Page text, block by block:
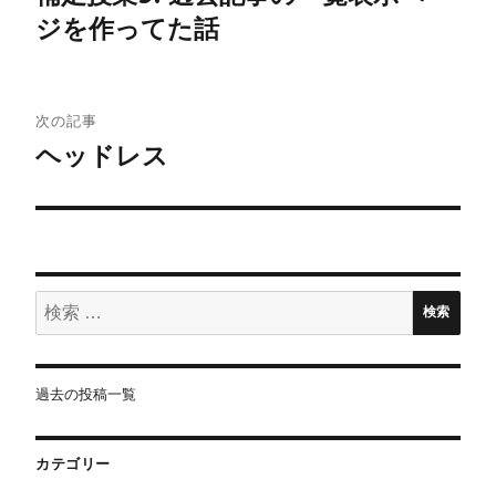
ナ
ゲ
ー
シ
ョ
ン
ジを作ってた話
次の記事
ヘッドレス
検
索:
検索
過去の投稿一覧
カテゴリー